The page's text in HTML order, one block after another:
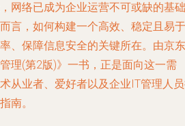
网络已成为企业运营不可或缺的基础
言，如何构建一个高效、稳定且易于
、保障信息安全的关键所在。由京东
理(第2版)》一书，正是面向这一需
从业者、爱好者以及企业IT管理人
南。